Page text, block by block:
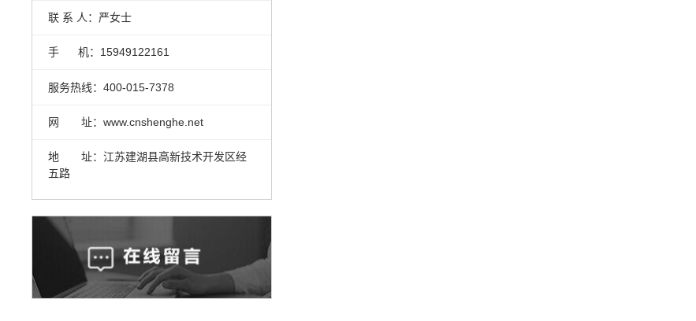
联 系 人：严女士
手 机：15949122161
服务热线：400-015-7378
网 址：www.cnshenghe.net
地 址：江苏建湖县高新技术开发区经
五路